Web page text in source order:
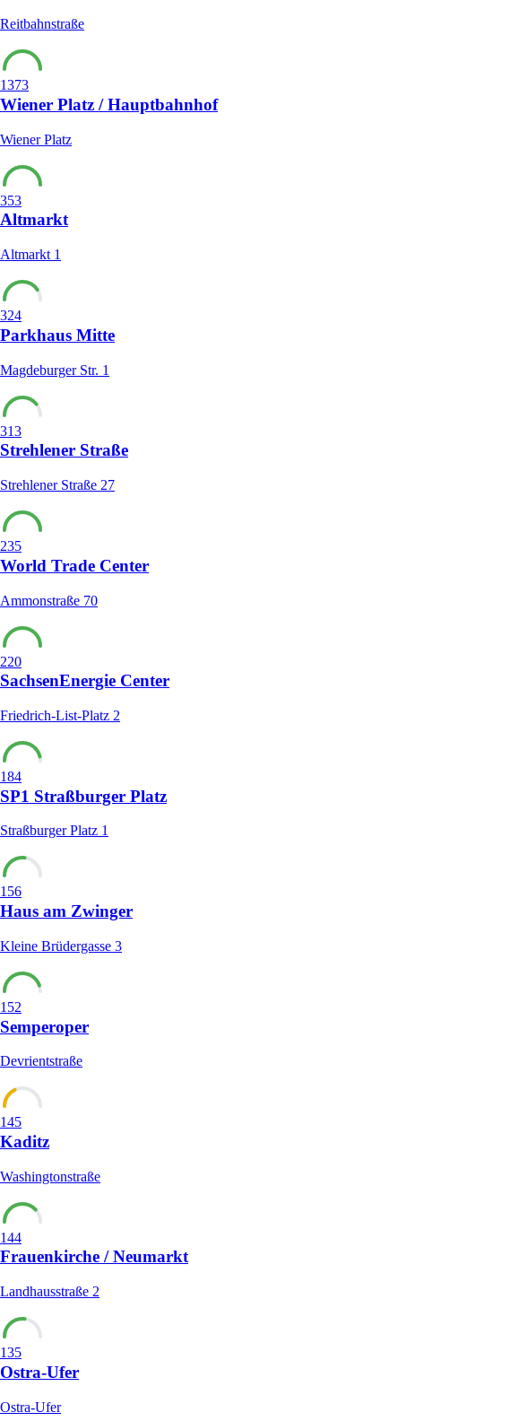
Reitbahnstraße
1373
Wiener Platz / Hauptbahnhof
Wiener Platz
353
Altmarkt
Altmarkt 1
324
Parkhaus Mitte
Magdeburger Str. 1
313
Strehlener Straße
Strehlener Straße 27
235
World Trade Center
Ammonstraße 70
220
SachsenEnergie Center
Friedrich-List-Platz 2
184
SP1 Straßburger Platz
Straßburger Platz 1
156
Haus am Zwinger
Kleine Brüdergasse 3
152
Semperoper
Devrientstraße
145
Kaditz
Washingtonstraße
144
Frauenkirche / Neumarkt
Landhausstraße 2
135
Ostra-Ufer
Ostra-Ufer